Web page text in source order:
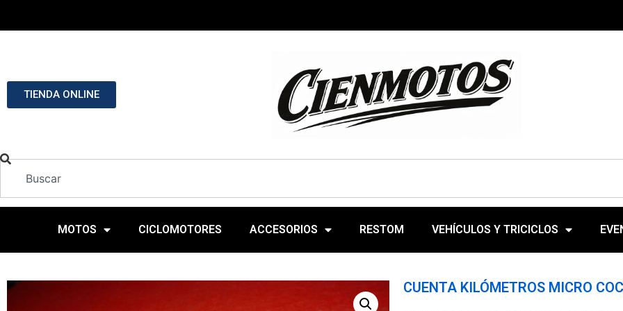
TIENDA ONLINE
MOTOS CICLOMOTORES ACCESORIOS RESTOM VEHÍCULOS Y TRICICLOS
CUENTA KILÓMETROS MICRO